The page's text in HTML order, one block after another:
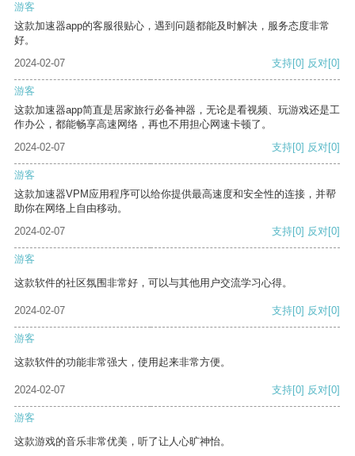
游客
这款加速器app的客服很贴心，遇到问题都能及时解决，服务态度非常
好。
2024-02-07
支持[0] 反对[0]
游客
这款加速器app简直是居家旅行必备神器，无论是看视频、玩游戏还是工
作办公，都能畅享高速网络，再也不用担心网速卡顿了。
2024-02-07
支持[0] 反对[0]
游客
这款加速器VPM应用程序可以给你提供最高速度和安全性的连接，并帮
助你在网络上自由移动。
2024-02-07
支持[0] 反对[0]
游客
这款软件的社区氛围非常好，可以与其他用户交流学习心得。
2024-02-07 支持[0] 反对[0]
游客
这款软件的功能非常强大，使用起来非常方便。
2024-02-07 支持[0] 反对[0]
游客
这款游戏的音乐非常优美，听了让人心旷神怡。